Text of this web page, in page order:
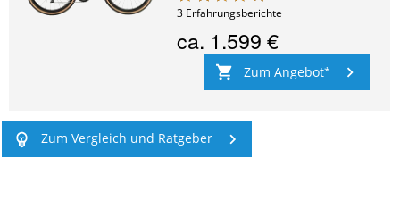
3 Erfahrungsberichte
ca. 1.599 €
Zum Angebot
Zum Vergleich und Ratgeber